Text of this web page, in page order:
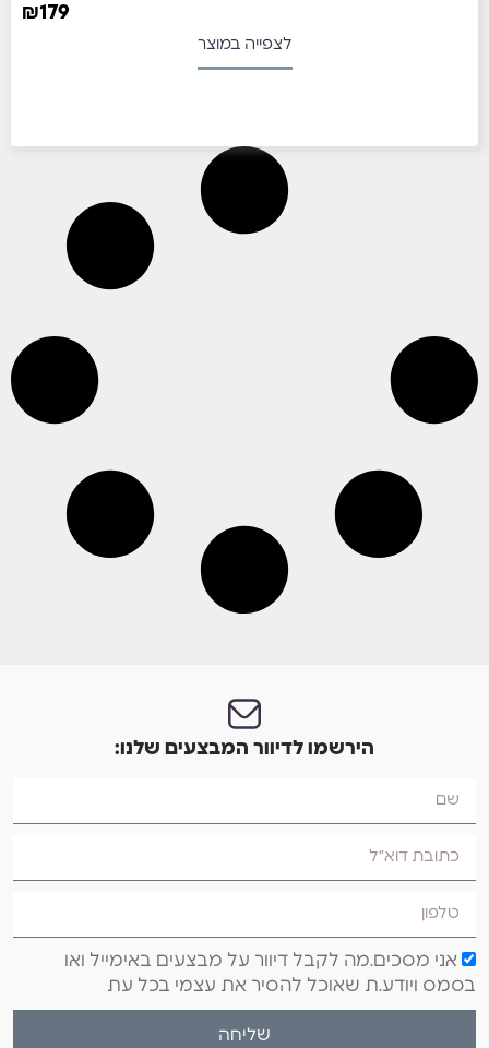
₪179
לצפייה במוצר
הירשמו לדיוור המבצעים שלנו:
אני מסכים.מה לקבל דיוור על מבצעים באימייל ואו
בסמס ויודע.ת שאוכל להסיר את עצמי בכל עת
שליחה